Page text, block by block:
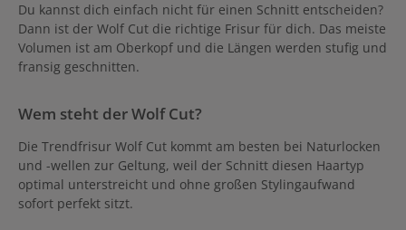
Du kannst dich einfach nicht für einen Schnitt entscheiden?
Dann ist der Wolf Cut die richtige Frisur für dich. Das meiste
Volumen ist am Oberkopf und die Längen werden stufig und
fransig geschnitten.
Wem steht der Wolf Cut?
Die Trendfrisur Wolf Cut kommt am besten bei Naturlocken
und -wellen zur Geltung, weil der Schnitt diesen Haartyp
optimal unterstreicht und ohne großen Stylingaufwand
sofort perfekt sitzt.